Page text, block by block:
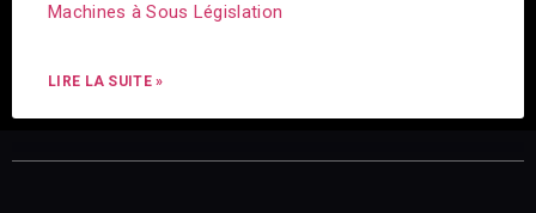
Machines à Sous Législation
LIRE LA SUITE »